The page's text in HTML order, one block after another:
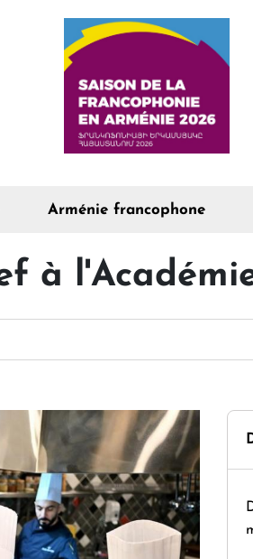
Arménie francophone
à